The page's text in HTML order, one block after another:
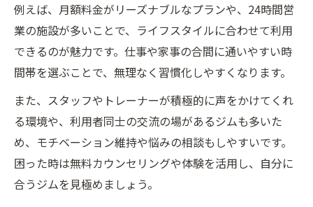
例えば、月額料金がリーズナブルなプランや、24時間営
業の施設が多いことで、ライフスタイルに合わせて利用
できるのが魅力です。仕事や家事の合間に通いやすい時
間帯を選ぶことで、無理なく習慣化しやすくなります。
また、スタッフやトレーナーが積極的に声をかけてくれ
る環境や、利用者同士の交流の場があるジムも多いた
め、モチベーション維持や悩みの相談もしやすいです。
困った時は無料カウンセリングや体験を活用し、自分に
合うジムを見極めましょう。